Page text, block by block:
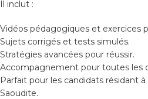
Il inclut :
Vidéos pédagogiques et exercices
Sujets corrigés et tests simulés.
Stratégies avancées pour réussir.
Accompagnement pour toutes les
Parfait pour les candidats résidant à
Saoudite.